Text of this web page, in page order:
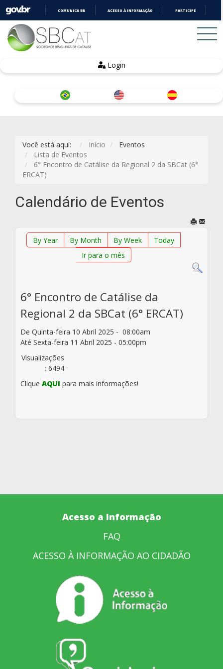
COMUNICA BR ACESSO À INFORMAÇÃO PARTICIPE
Login
Você está aqui: Início
Eventos
Lista de Eventos
6° Encontro de Catálise da Regional 2 da SBCat (6°
ERCAT)
Calendário de Eventos
By Year By Month By Week
Today
Ir para o mês
6° Encontro de Catálise da
Regional 2 da SBCat (6° ERCAT)
De Quinta-feira 10 Abril 2025 - 08:00am
Até Sexta-feira 11 Abril 2025 - 05:00pm
Visualizações
: 6494
Clique AQUI para mais informações!
Acesso a Informação
FAQ
ACESSO À INFORMAÇÃO AO CIDADÃO